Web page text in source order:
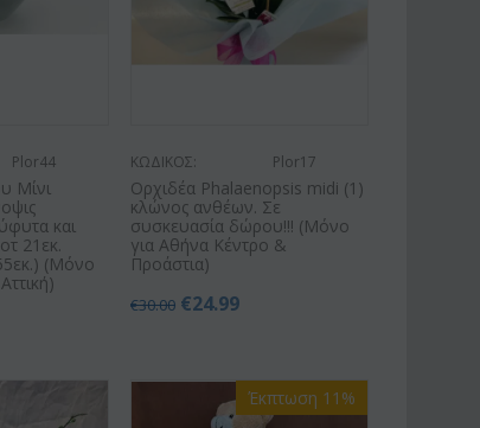
Plor44
Μίνι
και
21εκ.
(Μόνο
ΚΩΔΙΚΟΣ: Plor17
Ορχιδέα Phalaenopsis midi (1)
κλώνος ανθέων. Σε
συσκευασία δώρου!!! (Μόνο
για Αθήνα Κέντρο &
Προάστια)
€30.00 €24.99
Έκπτωση 11%